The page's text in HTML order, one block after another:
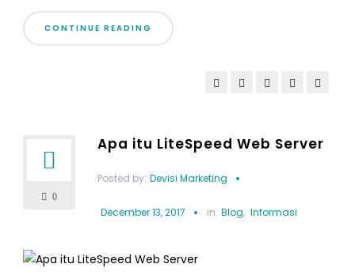
CONTINUE READING
0
Apa itu LiteSpeed Web Server
Posted by: Devisi Marketing
December 13, 2017 in: Blog, Informasi